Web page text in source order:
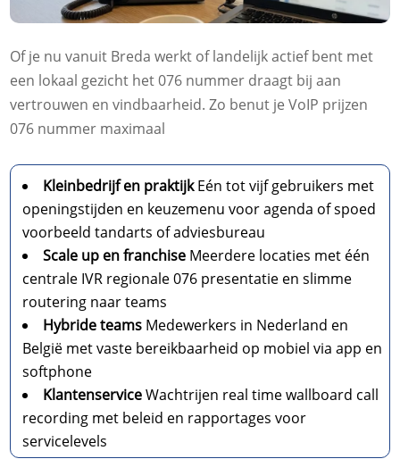
Of je nu vanuit Breda werkt of landelijk actief bent met
een lokaal gezicht het 076 nummer draagt bij aan
vertrouwen en vindbaarheid.​ Zo benut je VoIP prijzen
076 nummer maximaal
Kleinbedrijf en praktijkEén tot vijf gebruikers met
openingstijden en keuzemenu voor agenda of spoed
voorbeeld tandarts of adviesbureau
Scale up en franchise Meerdere locaties met één
centrale IVR regionale 076 presentatie en slimme
routering naar teams
Hybride teams Medewerkers in Nederland en
België met vaste bereikbaarheid op mobiel via app en
softphone
KlantenserviceWachtrijen real time wallboard call
recording met beleid en rapportages voor
servicelevels